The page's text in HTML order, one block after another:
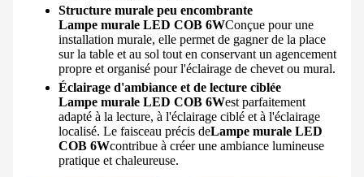
Structure murale peu encombrante
Lampe murale LED COB 6WConçue pour une
installation murale, elle permet de gagner de la place
sur la table et au sol tout en conservant un agencement
propre et organisé pour l'éclairage de chevet ou mural.
Éclairage d'ambiance et de lecture ciblée
Lampe murale LED COB 6West parfaitement
adapté à la lecture, à l'éclairage ciblé et à l'éclairage
localisé. Le faisceau précis deLampe murale LED
COB 6Wcontribue à créer une ambiance lumineuse
pratique et chaleureuse.